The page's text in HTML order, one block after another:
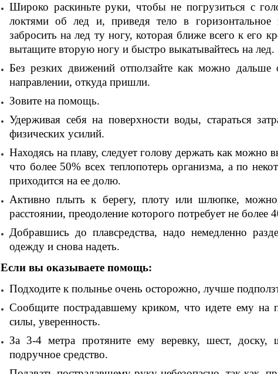
Широко раскиньте руки, чтобы не погрузиться с
локтями об лед и, приведя тело в горизонтальное
забросить на лед ту ногу, которая ближе всего к его
вытащите вторую ногу и быстро выкатывайтесь на лед.
Без резких движений отползайте как можно дальше
направлении, откуда пришли.
Зовите на помощь.
Удерживая себя на поверхности воды, стараться
физических усилий.
Находясь на плаву, следует голову держать как можно
что более 50% всех теплопотерь организма, а по
приходится на ее долю.
Активно плыть к берегу, плоту или шлюпке,
расстоянии, преодоление которого потребует не более
Добравшись до плавсредства, надо немедленно
одежду и снова надеть.
Если вы оказываете помощь:
Подходите к полынье очень осторожно, лучше
Сообщите пострадавшему криком, что идете ему на
силы, уверенность.
За 3-4 метра протяните ему веревку, шест,
подручное средство.